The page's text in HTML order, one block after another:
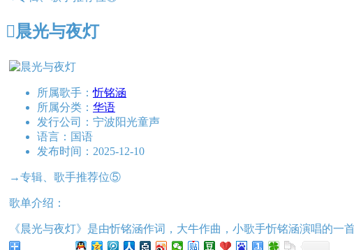
晨光与夜灯
所属歌手：忻铭涵
所属分类： 华语
发行公司： 宁波阳光童声
语言： 国语
发布时间： 2025-12-10
→专辑、歌手推荐位⑤
歌单介绍：
《晨光与夜灯》是由忻铭涵作词，大牛作曲，小歌手忻铭涵演唱的